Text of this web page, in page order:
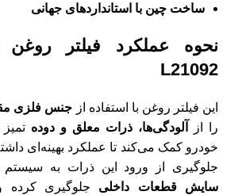
ساخت چین با استانداردهای جهانی
L21092
این فیلتر روغن با استفاده از جنس فلزی
را از
آلودگی‌ها، ذرات معلق و دوده
خودرو کمک می‌کند تا عملکرد بهینه‌ای
جلوگیری از ورود این ذرات به سیستم
سایش قطعات داخلی جلوگیری کرده